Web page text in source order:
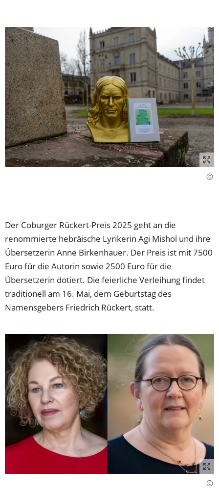
Der Coburger Rückert-Preis 2025 geht an die
renommierte hebräische Lyrikerin Agi Mishol und ihre
Übersetzerin Anne Birkenhauer. Der Preis ist mit 7500
Euro für die Autorin sowie 2500 Euro für die
Übersetzerin dotiert. Die feierliche Verleihung findet
traditionell am 16. Mai, dem Geburtstag des
Namensgebers Friedrich Rückert, statt.